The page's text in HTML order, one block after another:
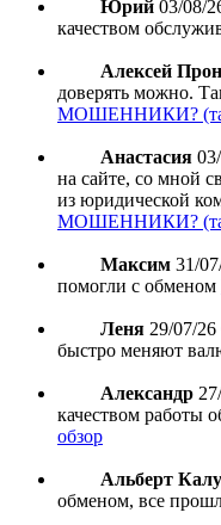
Юрий 03/08/
качеством
Алексей
доверять можно.
МОШЕННИКИ? (так
Анастасия
на сайте, со мной
из юридической
МОШЕННИКИ? (так
Максим 31/
помогли с обменом
Леня 29/07/26
быстро меняют
Александр
качеством работы
обзор
Альберт
обменом, все